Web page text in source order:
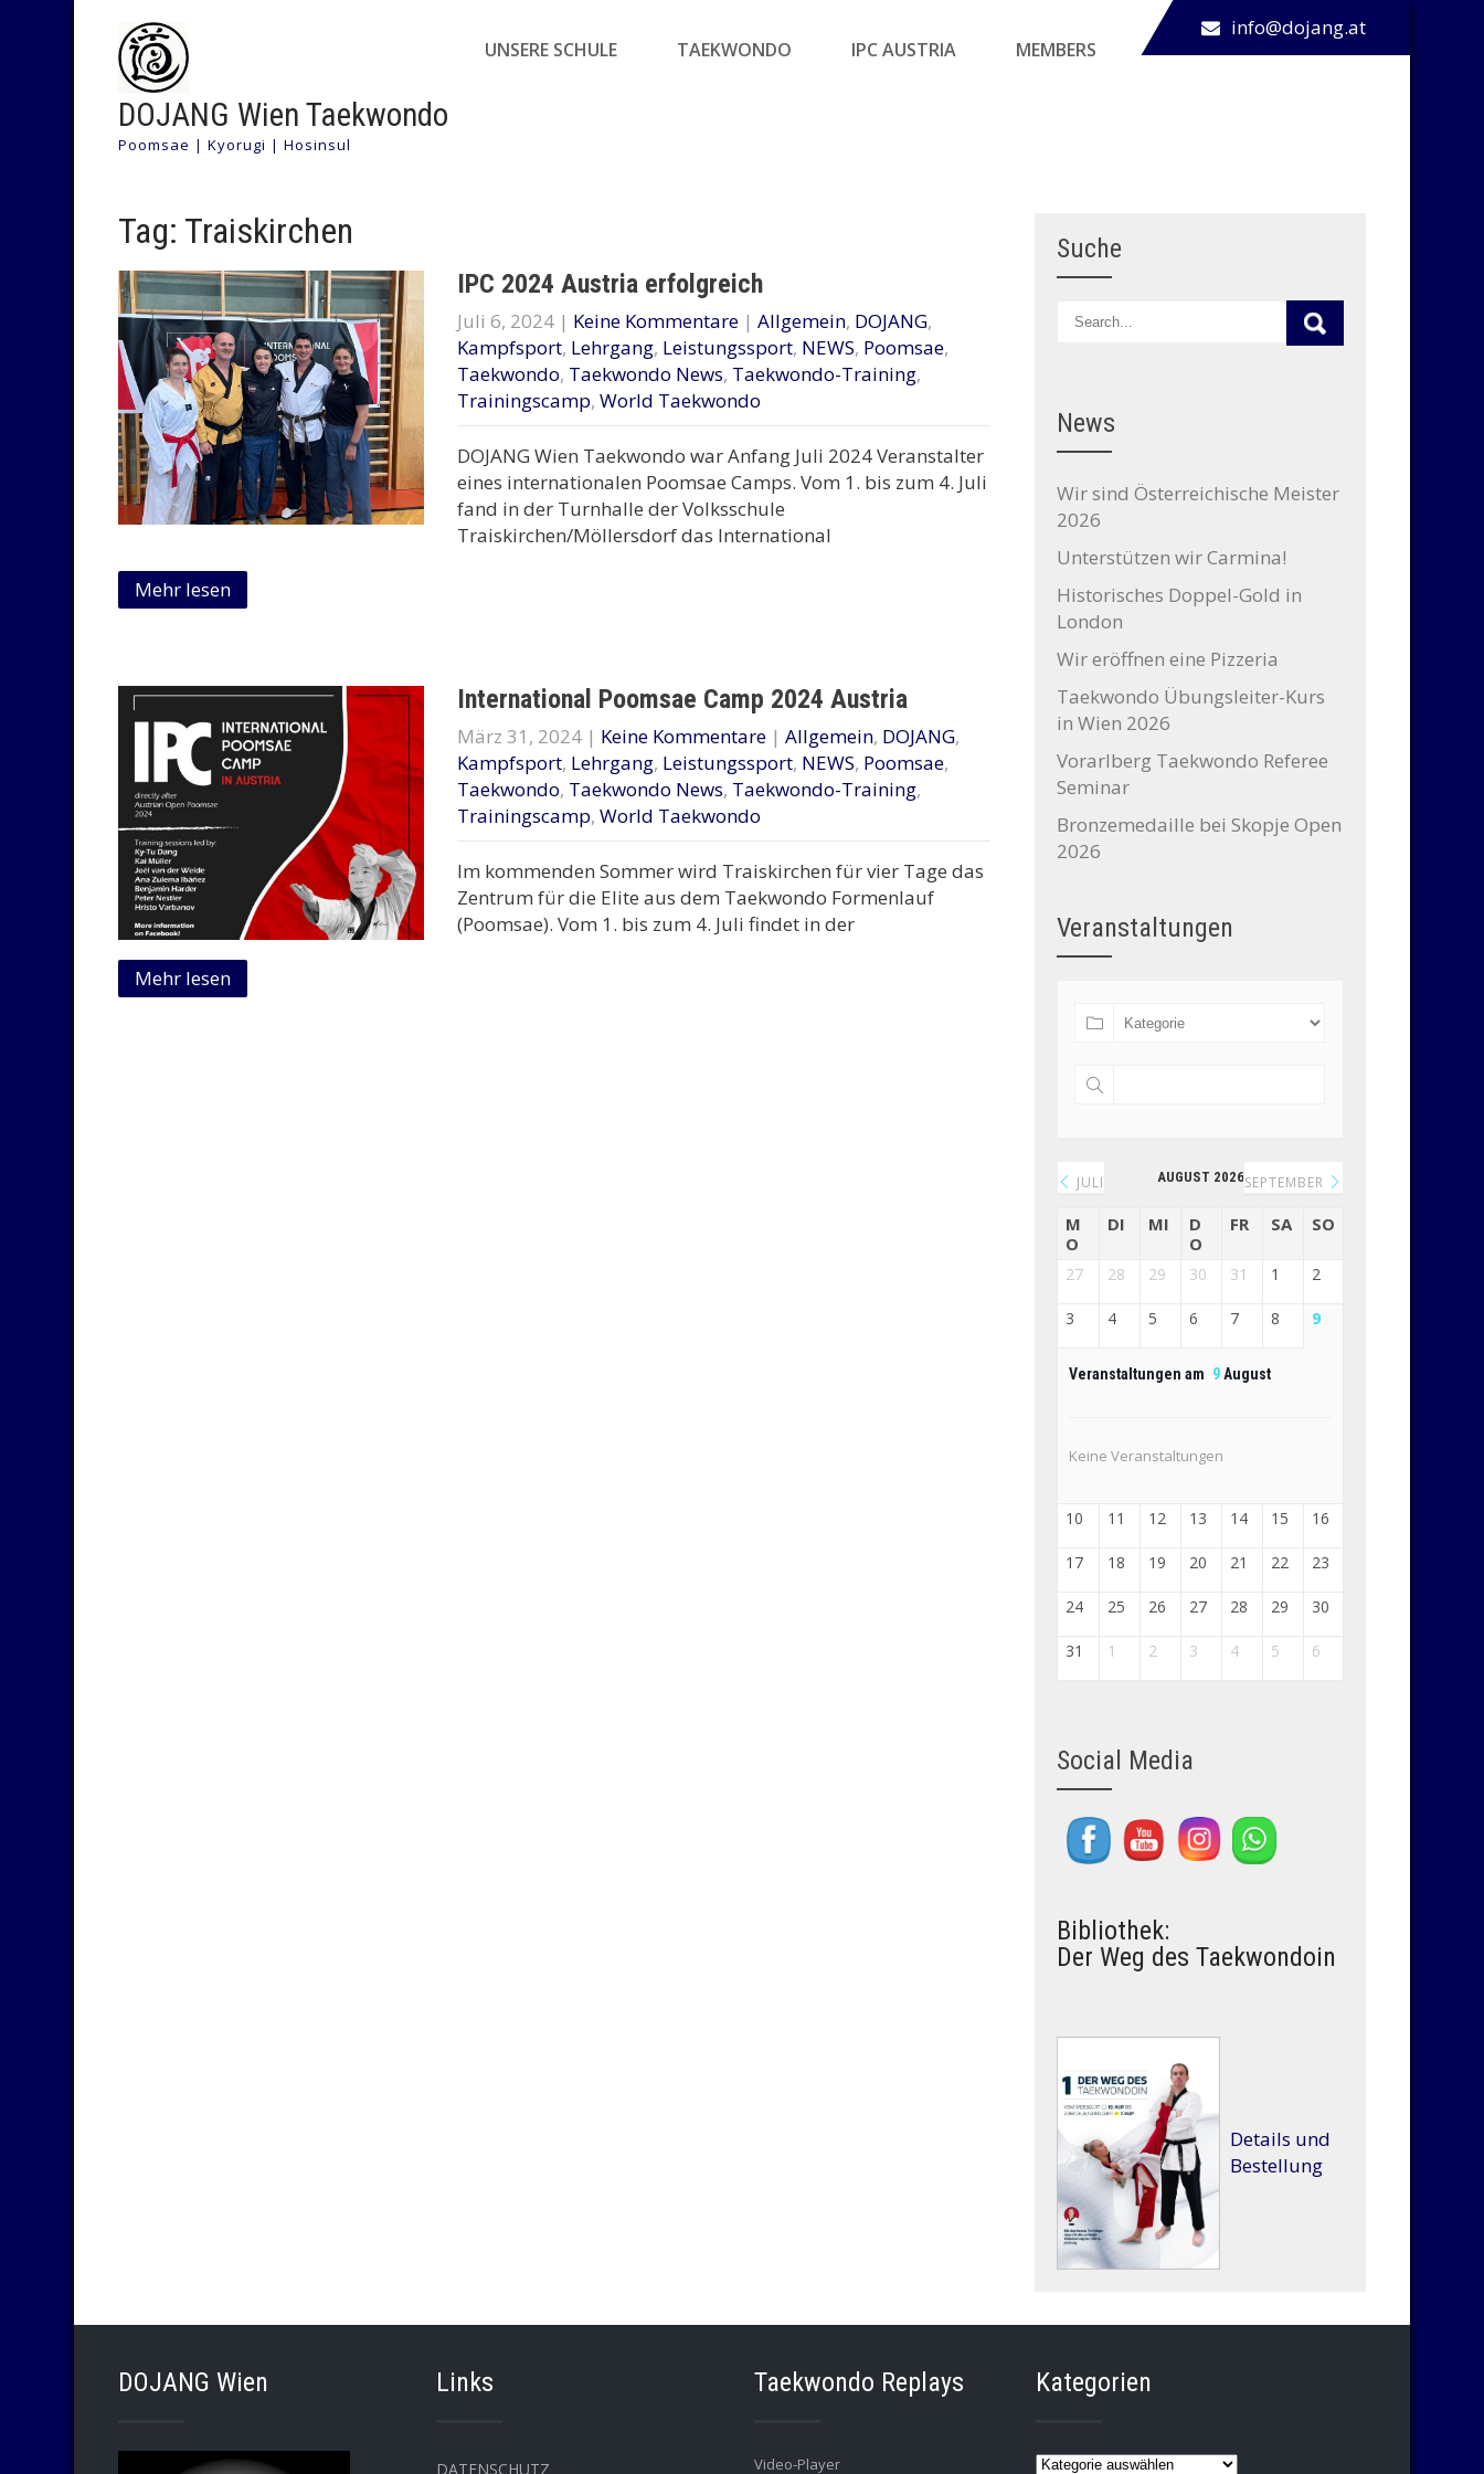
DOJANG Wien Taekwondo
Poomsae | Kyorugi | Hosinsul
info@dojang.at
UNSERE SCHULE TAEKWONDO IPC AUSTRIA MEMBERS
Tag: Traiskirchen
IPC 2024 Austria erfolgreich
Juli 6, 2024| Keine Kommentare| Allgemein, DOJANG,
Kampfsport, Lehrgang, Leistungssport, NEWS, Poomsae,
Taekwondo, Taekwondo News, Taekwondo-Training,
Trainingscamp, World Taekwondo
DOJANG Wien Taekwondo war Anfang Juli 2024 Veranstalter
eines internationalen Poomsae Camps. Vom 1. bis zum 4. Juli
fand in der Turnhalle der Volksschule
Traiskirchen/Möllersdorf das International
Mehr lesen
International Poomsae Camp 2024 Austria
März 31, 2024| Keine Kommentare| Allgemein, DOJANG,
Kampfsport, Lehrgang, Leistungssport, NEWS, Poomsae,
Taekwondo, Taekwondo News, Taekwondo-Training,
Trainingscamp, World Taekwondo
Im kommenden Sommer wird Traiskirchen für vier Tage das
Zentrum für die Elite aus dem Taekwondo Formenlauf
(Poomsae). Vom 1. bis zum 4. Juli findet in der
Mehr lesen
Suche
News
Wir sind Österreichische Meister
2026
Unterstützen wir Carmina!
Historisches Doppel-Gold in
London
Wir eröffnen eine Pizzeria
Taekwondo Übungsleiter-Kurs
in Wien 2026
Vorarlberg Taekwondo Referee
Seminar
Bronzemedaille bei Skopje Open
2026
Veranstaltungen
JULI AUGUST 2026SEPTEMBER
M
O
DI MI
D
O
FR SA SO
27 28 29 30 31 1 2
3 4 5 6 7 8 9
Veranstaltungen am 9August
Keine Veranstaltungen
10 11 12 13 14 15 16
17 18 19 20 21 22 23
24 25 26 27 28 29 30
31 1 2 3 4 5 6
Social Media
Set Youtube Channel ID
Bibliothek:
Der Weg des Taekwondoin
Details und
Bestellung
DOJANG Wien Links
DATENSCHUTZ
Taekwondo Replays
Video-Player
Kategorien
Kategorien